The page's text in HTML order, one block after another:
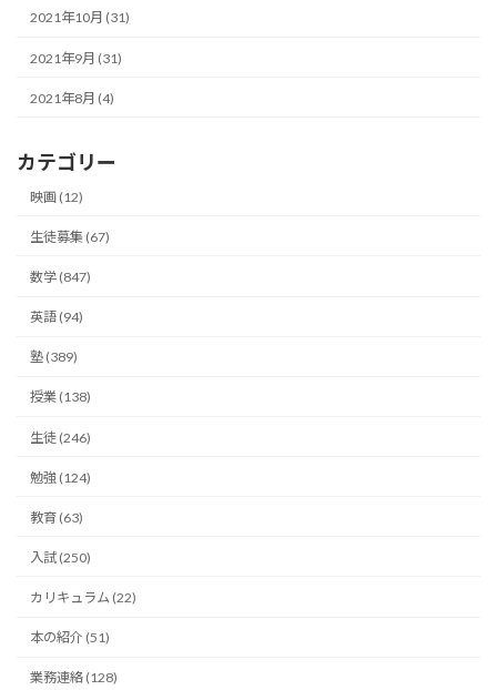
2021年10月 (31)
2021年9月 (31)
2021年8月 (4)
カテゴリー
映画 (12)
生徒募集 (67)
数学 (847)
英語 (94)
塾 (389)
授業 (138)
生徒 (246)
勉強 (124)
教育 (63)
入試 (250)
カリキュラム (22)
本の紹介 (51)
業務連絡 (128)